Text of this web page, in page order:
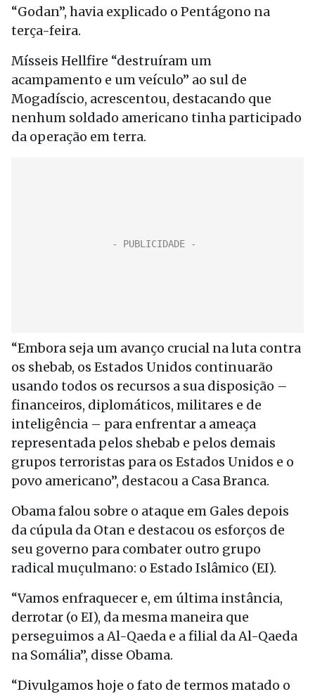
“Godan”, havia explicado o Pentágono na
terça-feira.
Mísseis Hellfire “destruíram um
acampamento e um veículo” ao sul de
Mogadíscio, acrescentou, destacando que
nenhum soldado americano tinha participado
da operação em terra.
“Embora seja um avanço crucial na luta contra
os shebab, os Estados Unidos continuarão
usando todos os recursos a sua disposição –
financeiros, diplomáticos, militares e de
inteligência – para enfrentar a ameaça
representada pelos shebab e pelos demais
grupos terroristas para os Estados Unidos e o
povo americano”, destacou a Casa Branca.
Obama falou sobre o ataque em Gales depois
da cúpula da Otan e destacou os esforços de
seu governo para combater outro grupo
radical muçulmano: o Estado Islâmico (EI).
“Vamos enfraquecer e, em última instância,
derrotar (o EI), da mesma maneira que
perseguimos a Al-Qaeda e a filial da Al-Qaeda
na Somália”, disse Obama.
“Divulgamos hoje o fato de termos matado o